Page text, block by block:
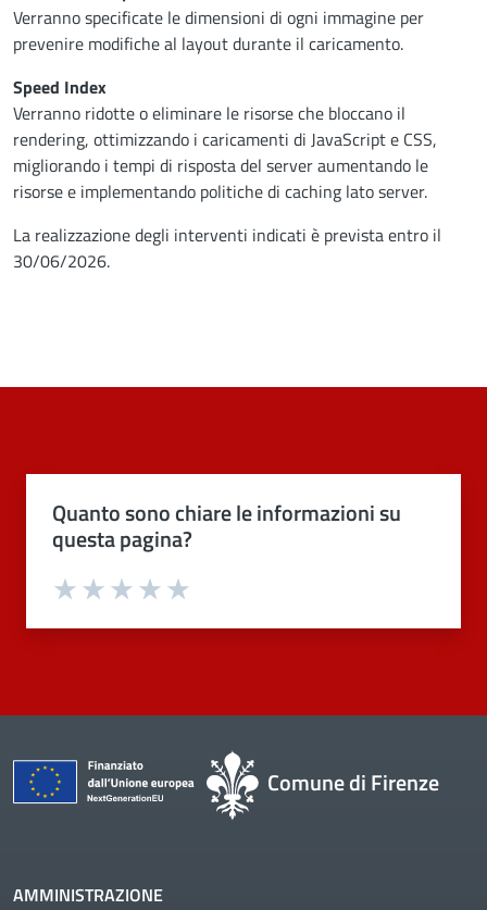
Verranno specificate le dimensioni di ogni immagine per
prevenire modifiche al layout durante il caricamento.
Speed Index
Verranno ridotte o eliminare le risorse che bloccano il
rendering, ottimizzando i caricamenti di JavaScript e CSS,
migliorando i tempi di risposta del server aumentando le
risorse e implementando politiche di caching lato server.
La realizzazione degli interventi indicati è prevista entro il
30/06/2026.
Quanto sono chiare le informazioni su
questa pagina?
Valuta 4 stelle su 5
Valuta 3 stelle su 5
Valuta 2 stelle su 5
Valuta 1 stelle su 5
Comune di Firenze
AMMINISTRAZIONE